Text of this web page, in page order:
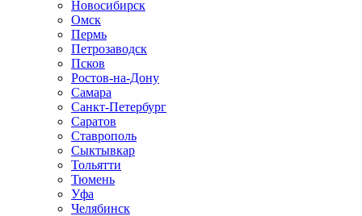
Новосибирск
Омск
Пермь
Петрозаводск
Псков
Ростов-на-Дону
Самара
Санкт-Петербург
Саратов
Ставрополь
Сыктывкар
Тольятти
Тюмень
Уфа
Челябинск